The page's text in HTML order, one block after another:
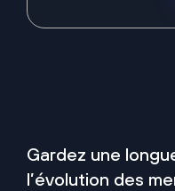
Gardez une
l’évolution des